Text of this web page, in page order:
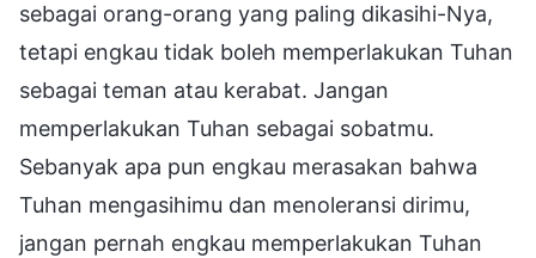
sebagai orang-orang yang paling dikasihi-Nya,
tetapi engkau tidak boleh memperlakukan Tuhan
sebagai teman atau kerabat. Jangan
memperlakukan Tuhan sebagai sobatmu.
Sebanyak apa pun engkau merasakan bahwa
Tuhan mengasihimu dan menoleransi dirimu,
jangan pernah engkau memperlakukan Tuhan